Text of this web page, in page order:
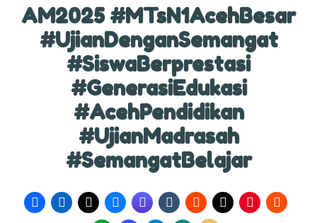
AM2025 #MTsN1AcehBesar
#UjianDenganSemangat
#SiswaBerprestasi
#GenerasiEdukasi
#AcehPendidikan
#UjianMadrasah
#SemangatBelajar